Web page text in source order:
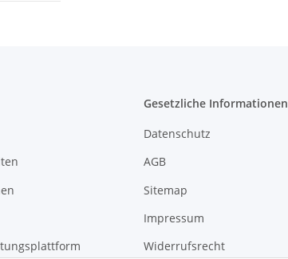
Gesetzliche Informationen
Datenschutz
AGB
Sitemap
Impressum
Widerrufsrecht